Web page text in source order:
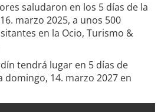
saludaron en los 5 días de la
marzo 2025, a unos 500
en la Ocio, Turismo &
tendrá lugar en 5 días de
domingo, 14. marzo 2027 en